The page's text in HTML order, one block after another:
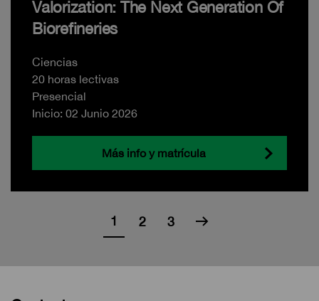
Valorization: The Next Generation Of
Biorefineries
Ciencias
20 horas lectivas
Presencial
Inicio: 02 Junio 2026
Más info y matrícula
1 2 3